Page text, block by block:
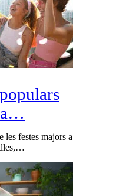
les festes majors a